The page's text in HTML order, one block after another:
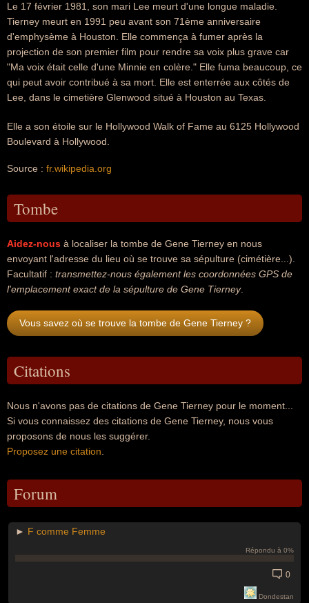
Le 17 février 1981, son mari Lee meurt d'une longue maladie.
Tierney meurt en 1991 peu avant son 71ème anniversaire
d'emphysème à Houston. Elle commença à fumer après la
projection de son premier film pour rendre sa voix plus grave car
"Ma voix était celle d'une Minnie en colère." Elle fuma beaucoup, ce
qui peut avoir contribué à sa mort. Elle est enterrée aux côtés de
Lee, dans le cimetière Glenwood situé à Houston au Texas.
Elle a son étoile sur le Hollywood Walk of Fame au 6125 Hollywood
Boulevard à Hollywood.
Source : fr.wikipedia.org
Tombe
Aidez-nous à localiser la tombe de Gene Tierney en nous
envoyant l'adresse du lieu où se trouve sa sépulture (cimétière...).
Facultatif : transmettez-nous également les coordonnées GPS de
l'emplacement exact de la sépulture de Gene Tierney.
Vous savez où se trouve la tombe de Gene Tierney ?
Citations
Nous n'avons pas de citations de Gene Tierney pour le moment...
Si vous connaissez des citations de Gene Tierney, nous vous
proposons de nous les suggérer.
Proposez une citation
Forum
► F comme Femme
Répondu à 0%
0
Dondestan